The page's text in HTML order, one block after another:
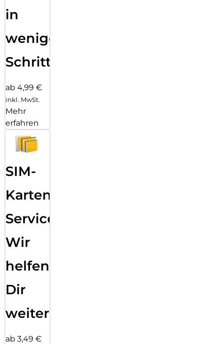
in
wenigen
Schritten
ab 4,99 €
inkl. MwSt.
Mehr
erfahren
SIM-
Karten
Service:
Wir
helfen
Dir
weiter
ab 3,49 €